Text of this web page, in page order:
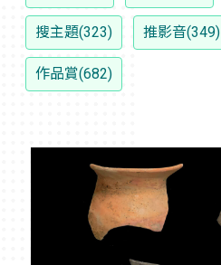
搜主題(323) 推影音(349)
作品賞(682)